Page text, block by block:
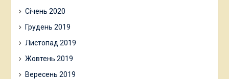
Січень 2020
Грудень 2019
Листопад 2019
Жовтень 2019
Вересень 2019